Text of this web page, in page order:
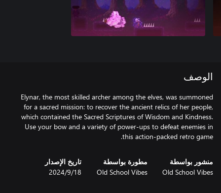
الوصف
Elynar, the most skilled archer among the elves, was summoned
for a sacred mission: to recover the ancient relics of her people,
which contained the Sacred Scriptures of Wisdom and Kindness.
Use your bow and a variety of power-ups to defeat enemies in
this action-packed retro game.
منشور بواسطة
Old School Vibes
مطورة بواسطة
Old School Vibes
تاريخ الإصدار
18‏/9‏/2024